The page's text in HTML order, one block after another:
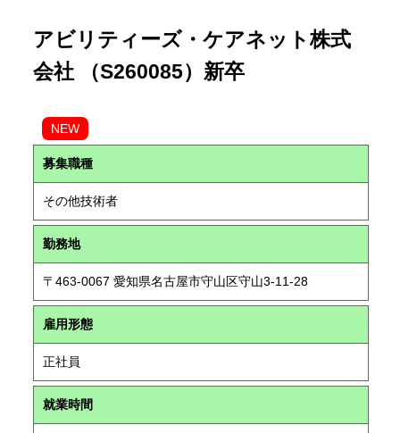
アビリティーズ・ケアネット株式
会社 （S260085）新卒
NEW
募集職種
その他技術者
勤務地
〒463-0067 愛知県名古屋市守山区守山3-11-28
雇用形態
正社員
就業時間